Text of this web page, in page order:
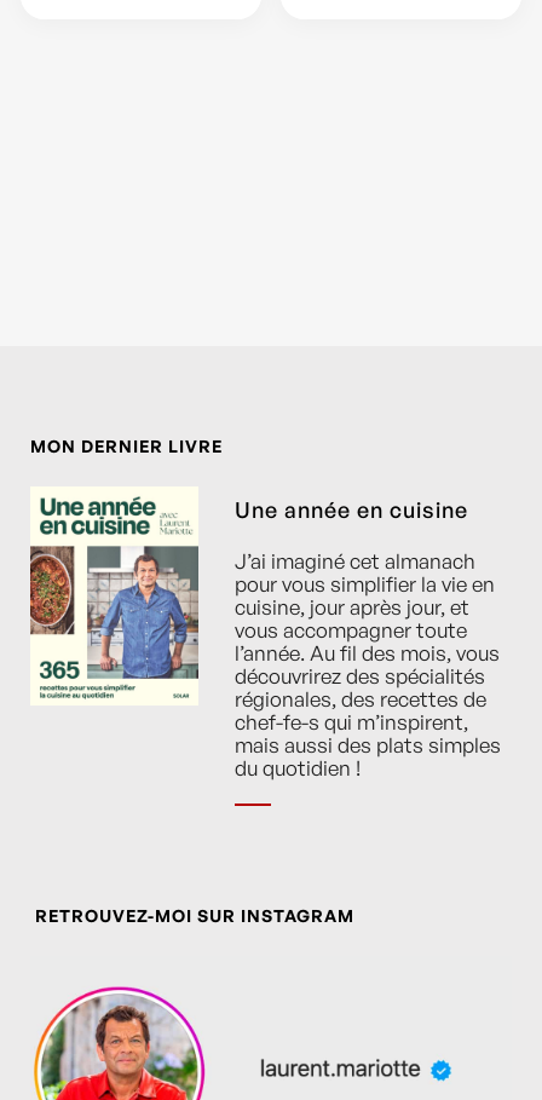
MON DERNIER LIVRE
Une année en cuisine
J’ai imaginé cet almanach
pour vous simplifier la vie en
cuisine, jour après jour, et
vous accompagner toute
l’année. Au fil des mois, vous
découvrirez des spécialités
régionales, des recettes de
chef-fe-s qui m’inspirent,
mais aussi des plats simples
du quotidien !
RETROUVEZ-MOI SUR INSTAGRAM